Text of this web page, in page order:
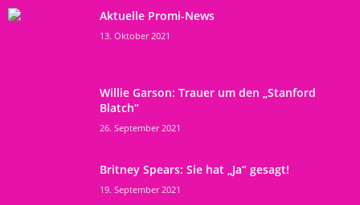
Aktuelle Promi-News
13. Oktober 2021
Willie Garson: Trauer um den „Stanford
Blatch“
26. September 2021
Britney Spears: Sie hat „Ja“ gesagt!
19. September 2021